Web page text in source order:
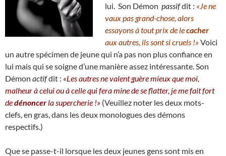
lui. Son Démon passifdit : «Je ne
vaux pas grand-chose, alors
essayons à tout prix de lecacher
aux autres, ils sont si cruels !» Voici
un autre spécimen de jeune qui n’a pas non plus confiance en
lui mais qui se soigne d’une manière assez intéressante. Son
Démon actifdit : «Les autres ne valent guère mieux que moi,
malheur à celui ou à celle qui fera mine de se flatter, je me fait fort
dedénoncer la supercherie !» (Veuillez noter les deux mots-
clefs, en gras, dans les deux monologues des démons
respectifs.)
Que se passe-t-il lorsque les deux jeunes gens sont mis en